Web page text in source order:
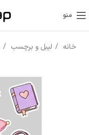
منو
خانه لیبل و برچسب